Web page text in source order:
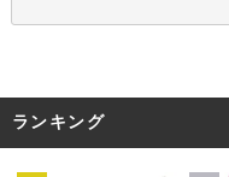
ランキング